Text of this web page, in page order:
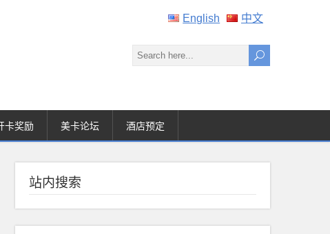
English 中文
卡奖励 美卡论坛 酒店预定
站内搜索